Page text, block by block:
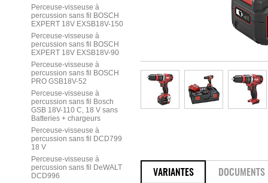
Perceuse-visseuse à
percussion sans fil BOSCH
EXPERT 18V EXSB18V-150
Perceuse-visseuse à
percussion sans fil BOSCH
EXPERT 18V EXSB18V-90
Perceuse-visseuse à
percussion sans fil BOSCH
PRO GSB18V-52
Perceuse-visseuse à
percussion sans fil Bosch
GSB 18V-110 C, 18 V sans
Batteries + chargeurs
Perceuse-visseuse à
percussion sans fil DCD799
18 V
Perceuse-visseuse à
percussion sans fil DeWALT
DCD996
VARIANTES DOCUMENTS